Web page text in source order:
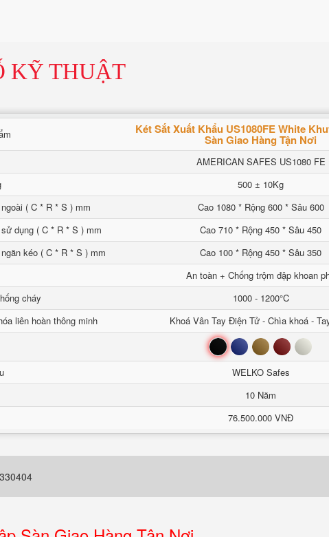
KỸ THUẬT
Két Sắt Xuất Khẩu US1080FE White
Sàn Giao Hàng Tận Nơi
AMERICAN SAFES US1080 FE
500 ± 10Kg
( C * R * S ) mm
Cao 1080 * Rộng 600 * Sâu 600
dụng ( C * R * S ) mm
Cao 710 * Rộng 450 * Sâu 450
kéo ( C * R * S ) mm
Cao 100 * Rộng 450 * Sâu 350
An toàn + Chống trộm đập khoan
cháy
1000 - 1200°C
liên hoàn thông minh
Khoá Vân Tay Điện Tử - Chìa khoá -
Đen Xanh Nâu Đỏ Trắng
WELKO Safes
10 Năm
76.500.000 VNĐ